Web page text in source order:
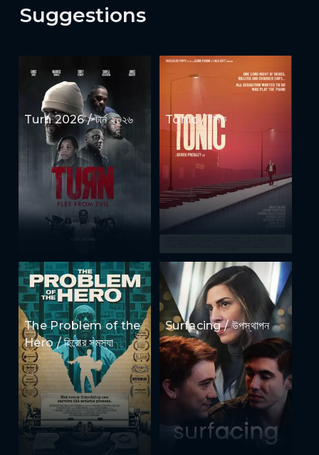
Suggestions
Turn 2026 / টার্ন ২০২৬ Tonic / টনিক
The Problem of the
Hero / হিরোর সমস্যা
Surfacing / উপস্থাপন